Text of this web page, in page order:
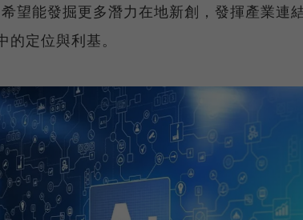
能發掘更多潛力在地新創，發揮產業連
定位與利基。